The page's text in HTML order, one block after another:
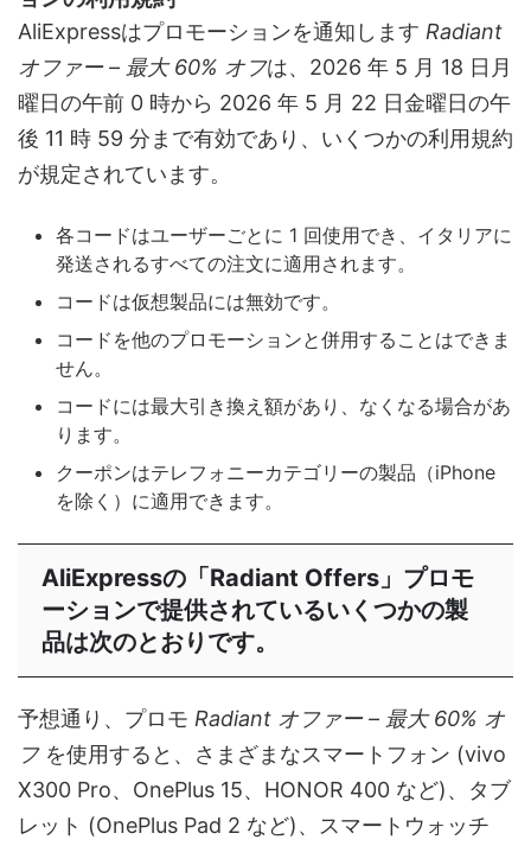
AliExpressはプロモーションを通知します Radiant
オファー – 最大 60% オフは、2026 年 5 月 18 日月
曜日の午前 0 時から 2026 年 5 月 22 日金曜日の午
後 11 時 59 分まで有効であり、いくつかの利用規約
が規定されています。
各コードはユーザーごとに 1 回使用でき、イタリアに
発送されるすべての注文に適用されます。
コードは仮想製品には無効です。
コードを他のプロモーションと併用することはできま
せん。
コードには最大引き換え額があり、なくなる場合があ
ります。
クーポンはテレフォニーカテゴリーの製品（iPhone
を除く）に適用できます。
AliExpressの「Radiant Offers」プロモ
ーションで提供されているいくつかの製
品は次のとおりです。
予想通り、プロモ Radiant オファー – 最大 60% オ
フを使用すると、さまざまなスマートフォン (vivo
X300 Pro、OnePlus 15、HONOR 400 など)、タブ
レット (OnePlus Pad 2 など)、スマートウォッチ